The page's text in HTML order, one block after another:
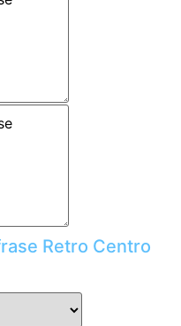
Retro Centro